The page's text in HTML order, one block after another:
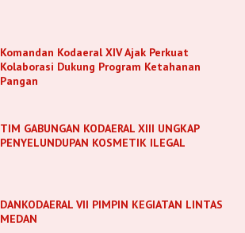
Komandan Kodaeral XIV Ajak Perkuat
Kolaborasi Dukung Program Ketahanan
Pangan
TIM GABUNGAN KODAERAL XIII UNGKAP
PENYELUNDUPAN KOSMETIK ILEGAL
DANKODAERAL VII PIMPIN KEGIATAN LINTAS
MEDAN